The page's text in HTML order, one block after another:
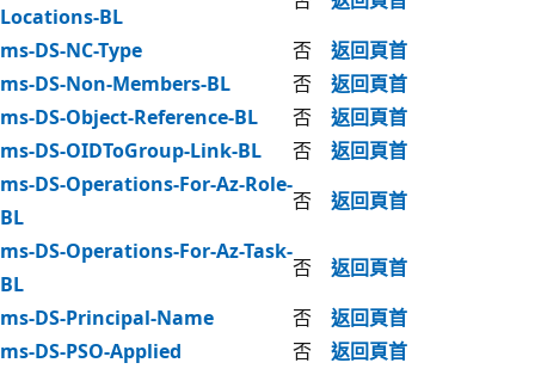
Locations-BL
ms-DS-NC-Type
否
返回頁首
ms-DS-Non-Members-BL
否
返回頁首
ms-DS-Object-Reference-BL
否
返回頁首
ms-DS-OIDToGroup-Link-BL
否
返回頁首
ms-DS-Operations-For-Az-Role-
BL
否
返回頁首
ms-DS-Operations-For-Az-Task-
BL
否
返回頁首
ms-DS-Principal-Name
否
返回頁首
ms-DS-PSO-Applied
否
返回頁首